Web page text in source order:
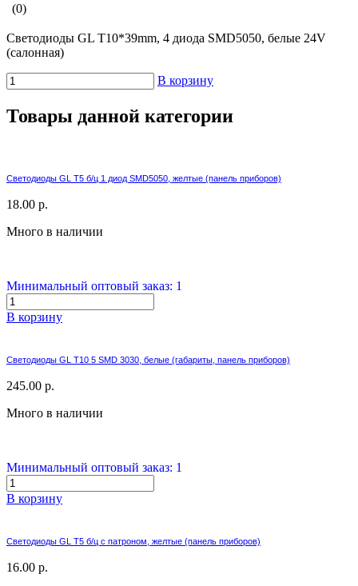
(0)
Светодиоды GL T10*39mm, 4 диода SMD5050, белые 24V
(салонная)
В корзину
Товары данной категории
Светодиоды GL T5 б/ц 1 диод SMD5050, желтые (панель приборов)
18.00 р.
Много в наличии
Минимальный оптовый заказ: 1
В корзину
Светодиоды GL T10 5 SMD 3030, белые (габариты, панель приборов)
245.00 р.
Много в наличии
Минимальный оптовый заказ: 1
В корзину
Светодиоды GL T5 б/ц с патроном, желтые (панель приборов)
16.00 р.